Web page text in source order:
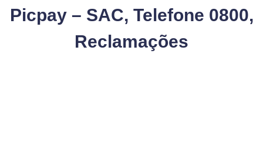
Picpay – SAC, Telefone 0800,
Reclamações